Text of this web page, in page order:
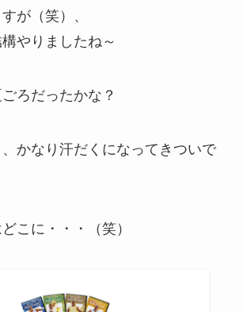
が（笑）、
やりましたね～
ろだったかな？
かなり汗だくになってきついで
こに・・・（笑）